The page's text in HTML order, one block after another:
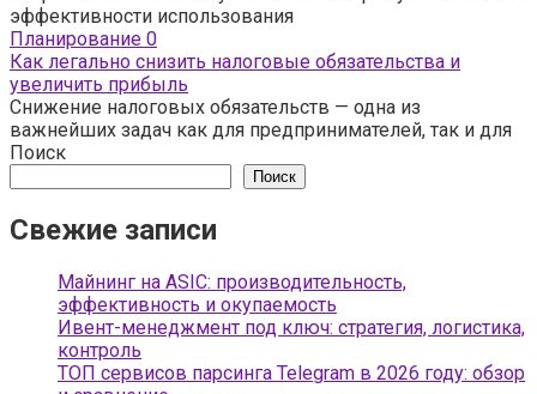
эффективности использования
Планирование 0
Как легально снизить налоговые обязательства и
увеличить прибыль
Снижение налоговых обязательств — одна из
важнейших задач как для предпринимателей, так и для
Поиск
Поиск
Свежие записи
Майнинг на ASIC: производительность,
эффективность и окупаемость
Ивент-менеджмент под ключ: стратегия, логистика,
контроль
ТОП сервисов парсинга Telegram в 2026 году: обзор